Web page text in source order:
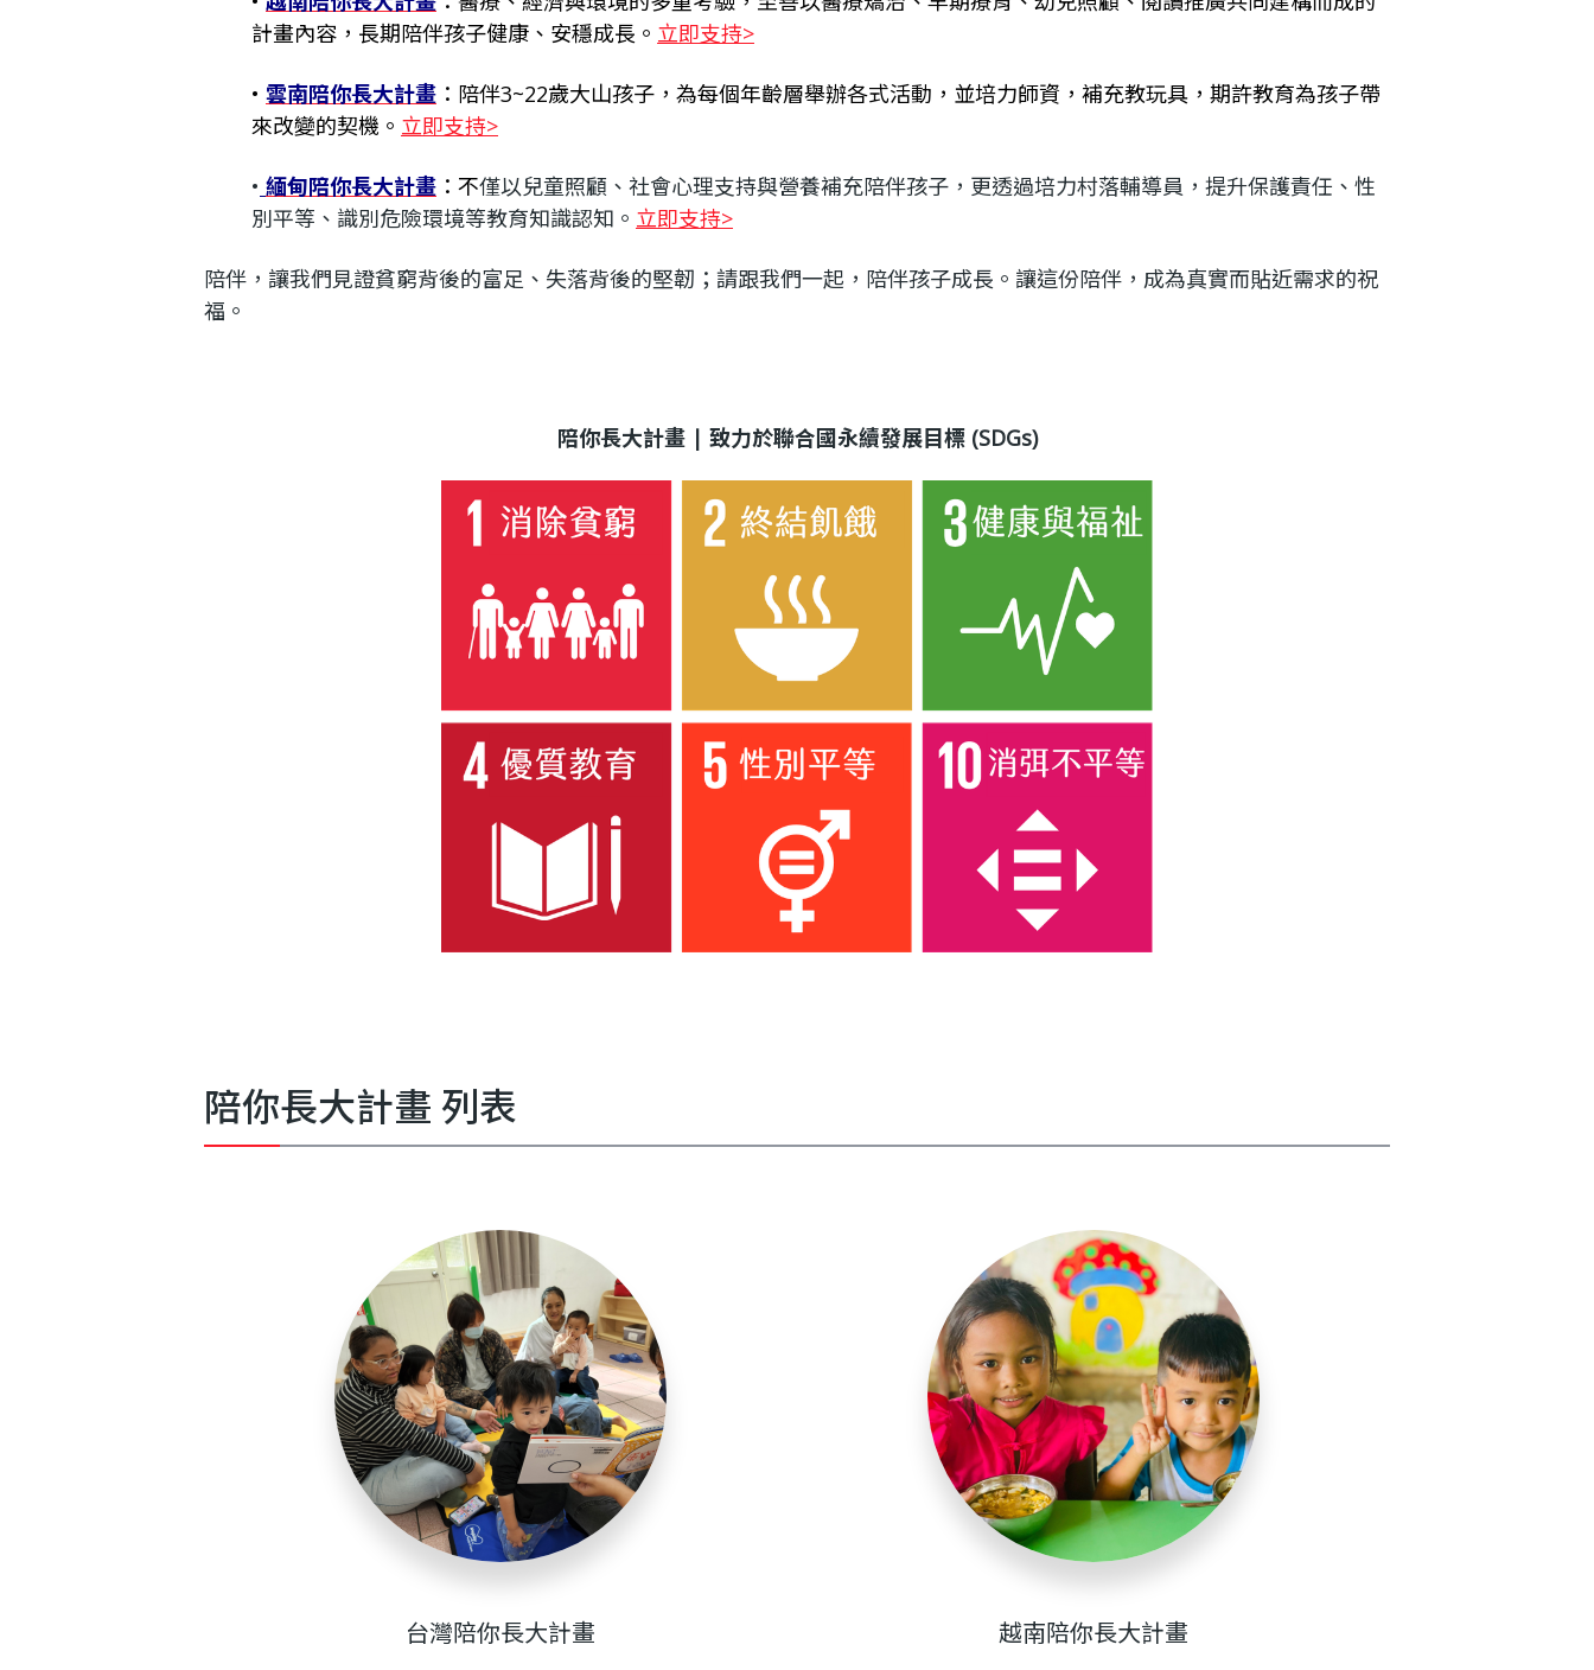
計畫內容，長期陪伴孩子健康、安穩成長。 立即支持>
• 雲南陪你長大計畫 ：陪伴3~22歲大山孩子，為每個年齡層舉辦各式活動，並培力師資，補充教玩具，期許教育為孩子帶
來改變的契機。 立即支持>​
• 緬甸陪你長大計畫 ：不僅以兒童照顧、社會心理支持與營養補充陪伴孩子，更透過培力村落輔導員，提升保護責任、性
別平等、識別危險環境等教育知識認知。 立即支持>
陪伴，讓我們見證貧窮背後的富足、失落背後的堅韌；請跟我們一起，陪伴孩子成長。讓這份陪伴，成為真實而貼近需求的祝
福。
陪你長大計畫 | 致力於聯合國永續發展目標 (SDGs)
陪你長大計畫 列表
台灣陪你長大計畫 越南陪你長大計畫